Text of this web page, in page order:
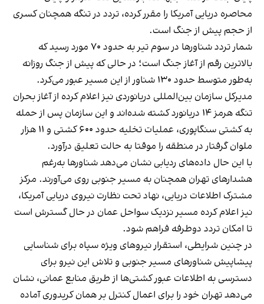
محاصره دریایی آمریکا را مقرر کرده، تردد در تنگه همچنان کسری
از حجم پیش از جنگ است.
شمار تردد شناورها در سوم تیر به حدود ۷۰ مورد رسید که
بالاترین رقم از آغاز جنگ است؛ در حالی که پیش از جنگ روزانه
به‌طور متوسط حدود ۱۳۰ شناور از این مسیر عبور می‌کرد.
مدیرکل سازمان بین‌المللی دریانوردی نیز اعلام کرده از آغاز بحران
تنگه هرمز ۱۴ دریانورد کشته شده‌اند و این سازمان پس از حمله
به کشتی سنگاپوری، عملیات تخلیه حدود ۶۰۰ کشتی و ۱۱ هزار
ملوان گرفتار در منطقه را موقتا به حالت تعلیق درآورد.
با این حال داده‌های ردیابی نشان می‌دهد شناورها به‌رغم
هشدارهای تهران همچنان به مسیر جنوبی روی می‌آورند. مرکز
مشترک اطلاعات دریایی، نهاد تحت نظارت نیروی دریایی آمریکا،
نیز اعلام کرده مسیر نزدیک سواحل عمان در حال گسترش است
تا امکان تردد دوطرفه فراهم شود.
در چنین شرایطی، استقرار نیروهای ویژه سپاه برای شناسایی
پیشاپیش شناورهای مسیر جنوبی و تلاش این نیرو برای
دسترسی به اطلاعات عبور کشتی‌ها از طریق منابع عمانی، نشان
می‌دهد تهران خود را برای اعمال کنترل بر همان کریدوری آماده